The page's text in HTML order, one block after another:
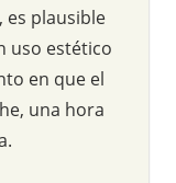
es plausible
uso estético
en que el
una hora